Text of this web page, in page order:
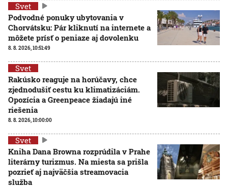
Svet
Podvodné ponuky ubytovania v
Chorvátsku: Pár kliknutí na internete a
môžete prísť o peniaze aj dovolenku
8. 8. 2026, 10:51:49
Svet
Rakúsko reaguje na horúčavy, chce
zjednodušiť cestu ku klimatizáciám.
Opozícia a Greenpeace žiadajú iné
riešenia
8. 8. 2026, 10:00:00
Svet
Kniha Dana Browna rozprúdila v Prahe
literárny turizmus. Na miesta sa prišla
pozrieť aj najväčšia streamovacia
služba